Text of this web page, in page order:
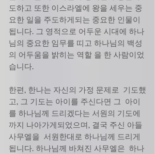
도하고 또한 이스라엘에 왕을 세우는 중
요한 일을 주도하게되는 중요한 인물이
됩니다. 그 영적으로 어두운 시대에 하나
님의 중요한 임무를 띠고 하나님의 백성
의 어두움을 밝히는 역할 을 한 사람이었
습니다.
한편, 한나는 자신의 가정 문제로  기도했
고, 그 기도는 아이를 주신다면 그  아이
를 하나님께 드리겠다는 서원의 기도에
까지 나아가게되었으며, 결국 주신 아들
사무엘을  서원한대로 하나님께 드리게
됩니다. 하나님께 바쳐진 사무엘은  하나